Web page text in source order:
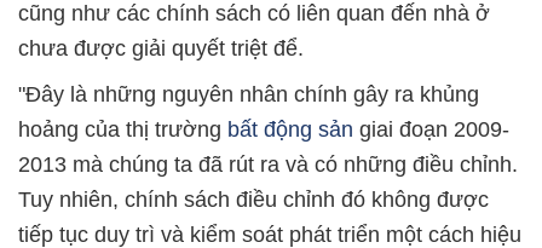
cũng như các chính sách có liên quan đến nhà ở
chưa được giải quyết triệt để.
"Đây là những nguyên nhân chính gây ra khủng
hoảng của thị trường bất động sản giai đoạn 2009-
2013 mà chúng ta đã rút ra và có những điều chỉnh.
Tuy nhiên, chính sách điều chỉnh đó không được
tiếp tục duy trì và kiểm soát phát triển một cách hiệu